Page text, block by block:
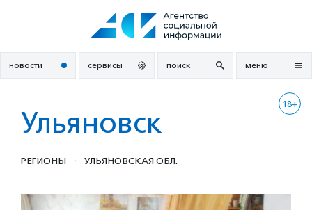
новости сервисы поиск меню
18+
Ульяновск
РЕГИОНЫ · УЛЬЯНОВСКАЯ ОБЛ.